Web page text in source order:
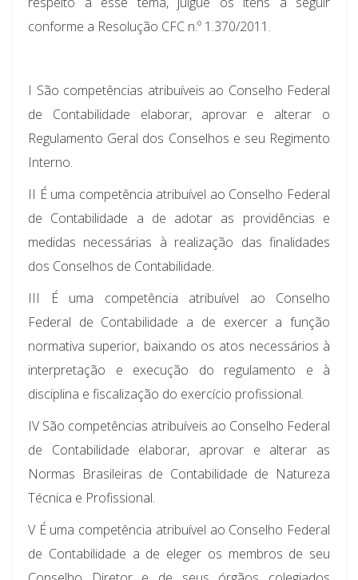
conforme a Resolução CFC n.º 1.370/2011.
I São competências atribuíveis ao Conselho Federal
de Contabilidade elaborar, aprovar e alterar o
Regulamento Geral dos Conselhos e seu Regimento
Interno.
II É uma competência atribuível ao Conselho Federal
de Contabilidade a de adotar as providências e
medidas necessárias à realização das finalidades
dos Conselhos de Contabilidade.
III É uma competência atribuível ao Conselho
Federal de Contabilidade a de exercer a função
normativa superior, baixando os atos necessários à
interpretação e execução do regulamento e à
disciplina e fiscalização do exercício profissional.
IV São competências atribuíveis ao Conselho Federal
de Contabilidade elaborar, aprovar e alterar as
Normas Brasileiras de Contabilidade de Natureza
Técnica e Profissional.
V É uma competência atribuível ao Conselho Federal
de Contabilidade a de eleger os membros de seu